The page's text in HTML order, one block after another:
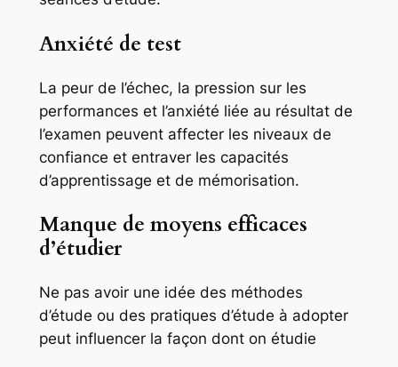
Anxiété de test
La peur de l’échec, la pression sur les
performances et l’anxiété liée au résultat de
l’examen peuvent affecter les niveaux de
confiance et entraver les capacités
d’apprentissage et de mémorisation.
Manque de moyens efficaces
d’étudier
Ne pas avoir une idée des méthodes
d’étude ou des pratiques d’étude à adopter
peut influencer la façon dont on étudie